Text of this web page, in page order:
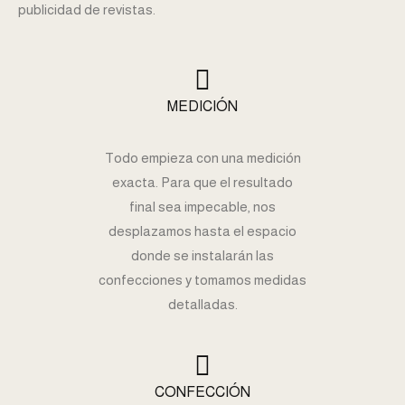
publicidad de revistas.
MEDICIÓN
Todo empieza con una medición
exacta. Para que el resultado
final sea impecable, nos
desplazamos hasta el espacio
donde se instalarán las
confecciones y tomamos medidas
detalladas.
CONFECCIÓN